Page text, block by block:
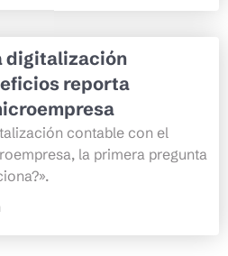
digitalización
reporta
contable con el
la primera pregunta